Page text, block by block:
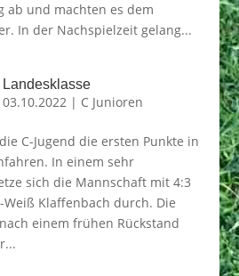
ab und machten es dem
In der Nachspielzeit gelang...
Landesklasse
03.10.2022| C Junioren
C-Jugend die ersten Punkte in
In einem sehr
sich die Mannschaft mit 4:3
Weiß Klaffenbach durch. Die
einem frühen Rückstand